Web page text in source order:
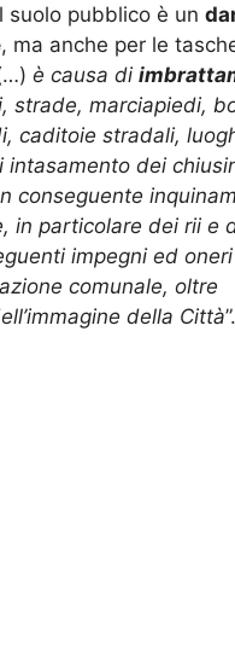
suolo pubblico è un
, ma anche per le
è causa di
strade, marciapiedi,
caditoie stradali,
intasamento dei
conseguente
in particolare dei rii e
impegni ed
comunale, oltre
della Città”.